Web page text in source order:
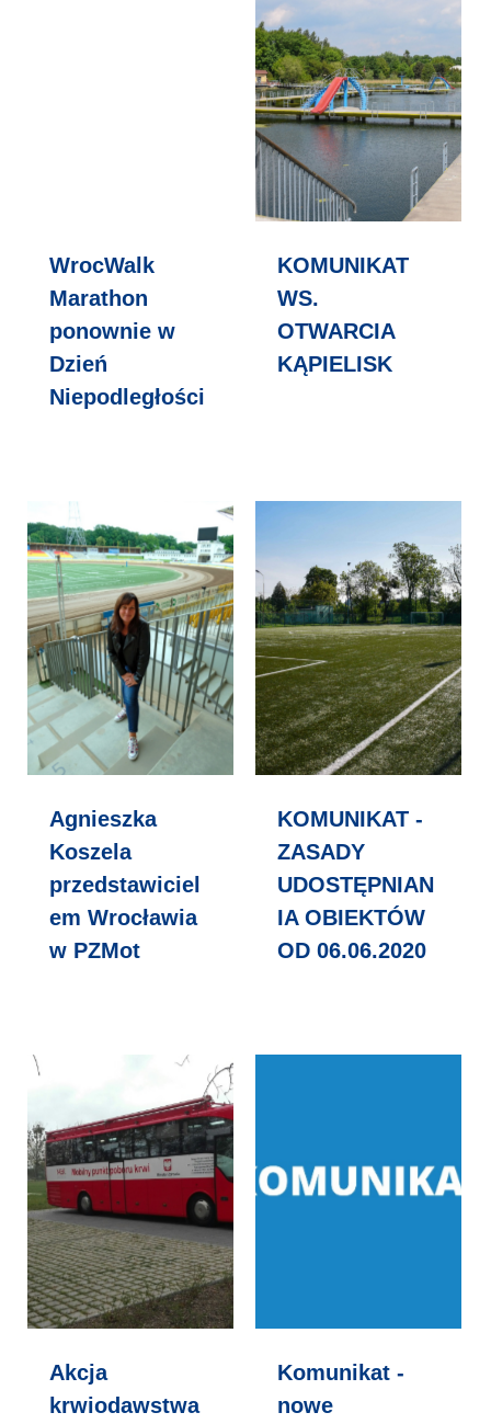
WrocWalk
Marathon
ponownie w
Dzień
Niepodległości
KOMUNIKAT
WS.
OTWARCIA
KĄPIELISK
Agnieszka
Koszela
przedstawiciel
em Wrocławia
w PZMot
KOMUNIKAT -
ZASADY
UDOSTĘPNIAN
IA OBIEKTÓW
OD 06.06.2020
Akcja
krwiodawstwa
Komunikat -
nowe